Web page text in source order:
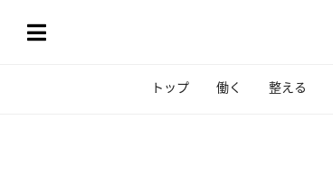
トップ 働く 整える